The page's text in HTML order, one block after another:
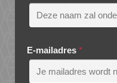
E-mailadres *